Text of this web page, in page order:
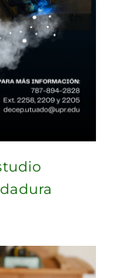
is:
$675.00.